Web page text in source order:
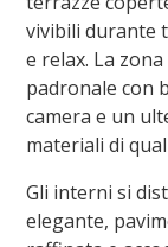
vivibili durante
e relax. La
padronale con
camera e un
materiali di
Gli interni si
elegante,